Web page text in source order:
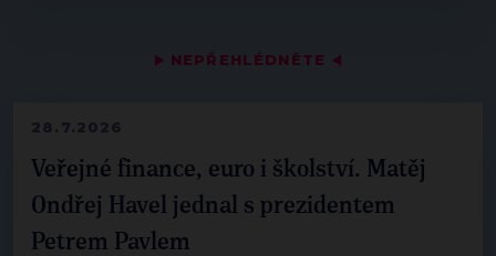
▶ NEPŘEHLÉDNĚTE ◀
28.7.2026
Veřejné finance, euro i školství. Matěj
Ondřej Havel jednal s prezidentem
Petrem Pavlem